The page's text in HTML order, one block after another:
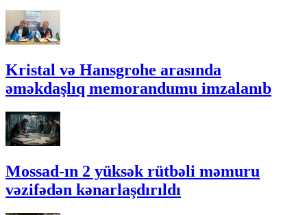
Kristal və Hansgrohe arasında
əməkdaşlıq memorandumu imzalanıb
Mossad-ın 2 yüksək rütbəli məmuru
vəzifədən kənarlaşdırıldı